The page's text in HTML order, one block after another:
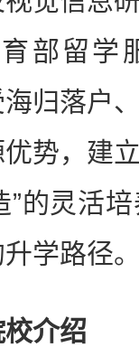
部留学
归落户
势，建
”的灵活
学路径
介绍